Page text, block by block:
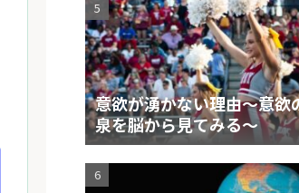
意欲が湧かない理由～意欲
泉を脳から見てみる～